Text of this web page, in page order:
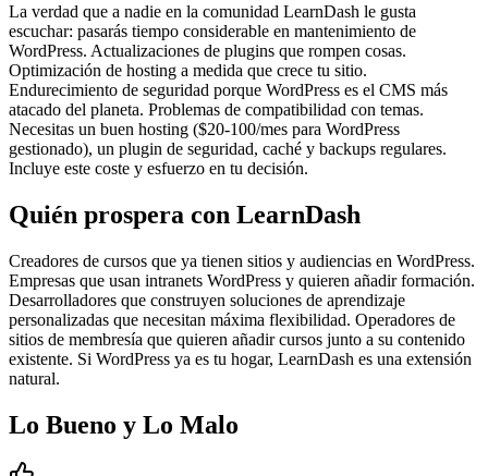
La verdad que a nadie en la comunidad LearnDash le gusta
escuchar: pasarás tiempo considerable en mantenimiento de
WordPress. Actualizaciones de plugins que rompen cosas.
Optimización de hosting a medida que crece tu sitio.
Endurecimiento de seguridad porque WordPress es el CMS más
atacado del planeta. Problemas de compatibilidad con temas.
Necesitas un buen hosting ($20-100/mes para WordPress
gestionado), un plugin de seguridad, caché y backups regulares.
Incluye este coste y esfuerzo en tu decisión.
Quién prospera con LearnDash
Creadores de cursos que ya tienen sitios y audiencias en WordPress.
Empresas que usan intranets WordPress y quieren añadir formación.
Desarrolladores que construyen soluciones de aprendizaje
personalizadas que necesitan máxima flexibilidad. Operadores de
sitios de membresía que quieren añadir cursos junto a su contenido
existente. Si WordPress ya es tu hogar, LearnDash es una extensión
natural.
Lo Bueno y Lo Malo